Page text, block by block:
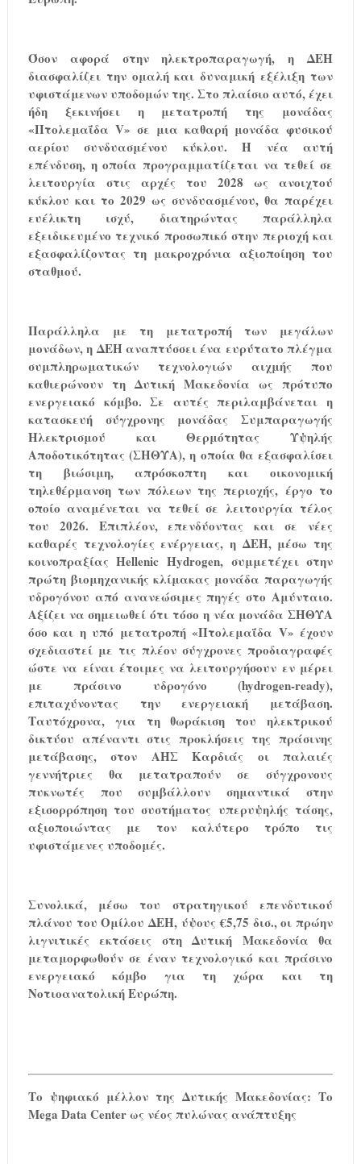
Όσον αφορά στην ηλεκτροπαραγωγή, η ΔΕΗ
διασφαλίζει την ομαλή και δυναμική εξέλιξη των
υφιστάμενων υποδομών της. Στο πλαίσιο αυτό, έχει
ήδη ξεκινήσει η μετατροπή της μονάδας
«Πτολεμαΐδα V» σε μια καθαρή μονάδα φυσικού
αερίου συνδυασμένου κύκλου. Η νέα αυτή
επένδυση, η οποία προγραμματίζεται να τεθεί σε
λειτουργία στις αρχές του 2028 ως ανοιχτού
κύκλου και το 2029 ως συνδυασμένου, θα παρέχει
ευέλικτη ισχύ, διατηρώντας παράλληλα
εξειδικευμένο τεχνικό προσωπικό στην περιοχή και
εξασφαλίζοντας τη μακροχρόνια αξιοποίηση του
σταθμού.
Παράλληλα με τη μετατροπή των μεγάλων
μονάδων, η ΔΕΗ αναπτύσσει ένα ευρύτατο πλέγμα
συμπληρωματικών τεχνολογιών αιχμής που
καθιερώνουν τη Δυτική Μακεδονία ως πρότυπο
ενεργειακό κόμβο. Σε αυτές περιλαμβάνεται η
κατασκευή σύγχρονης μονάδας Συμπαραγωγής
Ηλεκτρισμού και Θερμότητας Υψηλής
Αποδοτικότητας (ΣΗΘΥΑ), η οποία θα εξασφαλίσει
τη βιώσιμη, απρόσκοπτη και οικονομική
τηλεθέρμανση των πόλεων της περιοχής, έργο το
οποίο αναμένεται να τεθεί σε λειτουργία τέλος
του 2026. Επιπλέον, επενδύοντας και σε νέες
καθαρές τεχνολογίες ενέργειας, η ΔΕΗ, μέσω της
κοινοπραξίαςHellenic Hydrogen, συμμετέχει στην
πρώτη βιομηχανικής κλίμακας μονάδα παραγωγής
υδρογόνου από ανανεώσιμες πηγές στο Αμύνταιο.
Αξίζει να σημειωθεί ότι τόσο η νέα μονάδα ΣΗΘΥΑ
όσο και η υπό μετατροπή «Πτολεμαΐδα V» έχουν
σχεδιαστεί με τις πλέον σύγχρονες προδιαγραφές
ώστε να είναι έτοιμες να λειτουργήσουν εν μέρει
με πράσινο υδρογόνο (hydrogen-ready),
επιταχύνοντας την ενεργειακή μετάβαση.
Ταυτόχρονα, για τη θωράκιση του ηλεκτρικού
δικτύου απέναντι στις προκλήσεις της πράσινης
μετάβασης, στον ΑΗΣ Καρδιάς οι παλαιές
γεννήτριες θα μετατραπούν σε σύγχρονους
πυκνωτές που συμβάλλουν σημαντικά στην
εξισορρόπηση του συστήματος υπερυψηλής τάσης,
αξιοποιώντας με τον καλύτερο τρόπο τις
υφιστάμενες υποδομές.
Συνολικά, μέσω του στρατηγικού επενδυτικού
πλάνου του Ομίλου ΔΕΗ, ύψους €5,75 δισ., οι πρώην
λιγνιτικές εκτάσεις στη Δυτική Μακεδονία θα
μεταμορφωθούν σε έναν τεχνολογικό και πράσινο
ενεργειακό κόμβο για τη χώρα και τη
Νοτιοανατολική Ευρώπη.
Το ψηφιακό μέλλον της Δυτικής Μακεδονίας: Το
Mega Data Centerως νέος πυλώνας ανάπτυξης